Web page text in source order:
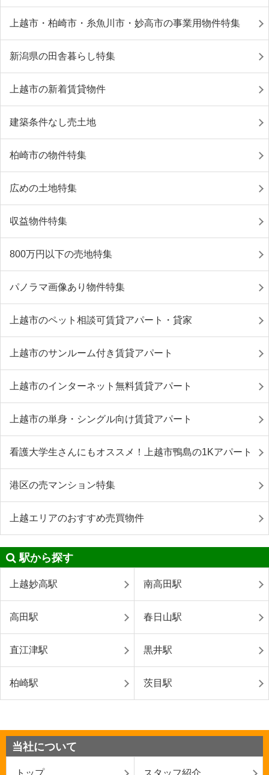
上越市・柏崎市・糸魚川市・妙高市の事業用物件特集
新潟県の田舎暮らし特集
上越市の新着賃貸物件
建築条件なし売土地
柏崎市の物件特集
広めの土地特集
収益物件特集
800万円以下の売地特集
パノラマ画像あり物件特集
上越市のペット相談可賃貸アパート・貸家
上越市のサンルーム付き賃貸アパート
上越市のインターネット無料賃貸アパート
上越市の単身・シングル向け賃貸アパート
看護大学生さんにもオススメ！上越市鴨島の1Kアパート
港区の売マンション特集
上越エリアのおすすめ売買物件
駅から探す
上越妙高駅 南高田駅
高田駅 春日山駅
直江津駅 黒井駅
柏崎駅 茨目駅
当社について
トップ スタッフ紹介